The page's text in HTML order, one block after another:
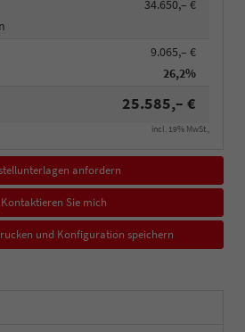
34.650,– €
9.065,– €
26,2%
25.585,– €
incl. 19% MwSt.,
anfordern
Kontaktieren Sie mich
und Konfiguration speichern